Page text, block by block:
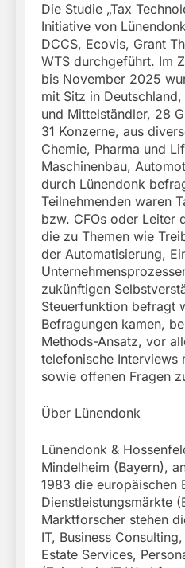
Die Studie „Tax
Initiative von
DCCS, Ecovis, Grant
WTS durchgeführt. Im
bis November 2025
mit Sitz in
und Mittelständler, 28
31 Konzerne, aus
Chemie, Pharma und
Maschinenbau,
durch Lünendonk
Teilnehmenden waren
bzw. CFOs oder Leiter
die zu Themen wie
der Automatisierung,
zukünftigen
Steuerfunktion befragt
Befragungen kamen,
Methods-Ansatz, vor
telefonische Interviews
sowie offenen Fragen
Über Lünendonk
Lünendonk &
Mindelheim (Bayern),
1983 die europäischen
Dienstleistungsmärkte
Marktforscher stehen
IT, Business
Estate Services,